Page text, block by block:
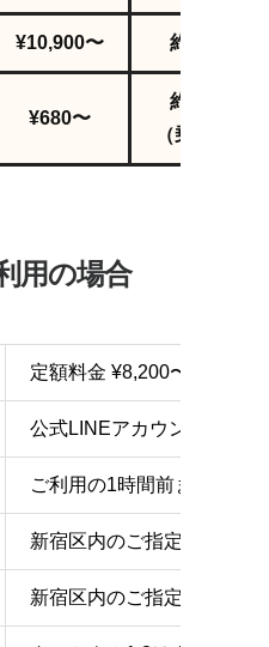
¥10,900〜 約51
¥680〜
約73分〜
（乗換1回）
用の場合
定額料金 ¥8,200〜（別途
公式LINEアカウント、ま
ご利用の1時間前まで
新宿区内のご指定の地点
新宿区内のご指定の地点